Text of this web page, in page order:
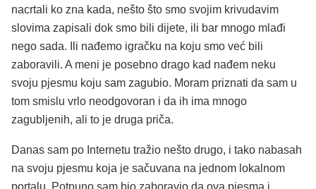
nacrtali ko zna kada, nešto što smo svojim krivudavim
slovima zapisali dok smo bili dijete, ili bar mnogo mlađi
nego sada. Ili nađemo igračku na koju smo već bili
zaboravili. A meni je posebno drago kad nađem neku
svoju pjesmu koju sam zagubio. Moram priznati da sam u
tom smislu vrlo neodgovoran i da ih ima mnogo
zagubljenih, ali to je druga priča.
Danas sam po Internetu tražio nešto drugo, i tako nabasah
na svoju pjesmu koja je sačuvana na jednom lokalnom